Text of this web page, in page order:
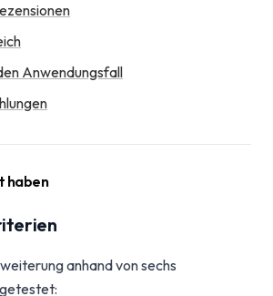
Anwendungsfall
haben
anhand von sechs